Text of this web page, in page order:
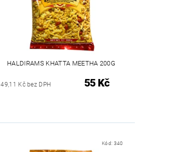
HALDIRAMS KHATTA MEETHA 200G
49,11 Kč bez DPH 55 Kč
Kód: 340